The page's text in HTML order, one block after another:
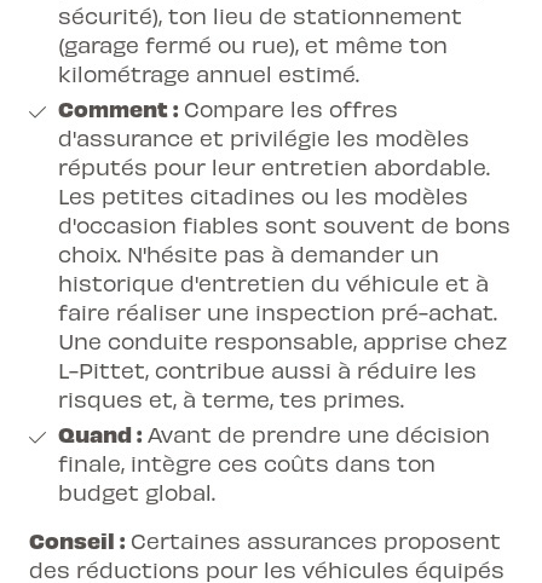
sécurité), ton lieu de stationnement
(garage fermé ou rue), et même ton
kilométrage annuel estimé.
Comment : Compare les offres
d'assurance et privilégie les modèles
réputés pour leur entretien abordable.
Les petites citadines ou les modèles
d'occasion fiables sont souvent de bons
choix. N'hésite pas à demander un
historique d'entretien du véhicule et à
faire réaliser une inspection pré-achat.
Une conduite responsable, apprise chez
L-Pittet, contribue aussi à réduire les
risques et, à terme, tes primes.
Quand : Avant de prendre une décision
finale, intègre ces coûts dans ton
budget global.
Conseil : Certaines assurances proposent
des réductions pour les véhicules équipés